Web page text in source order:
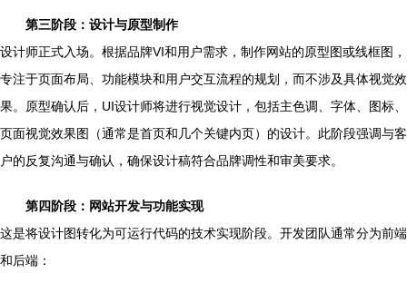
第三阶段：设计与原型制作
设计师正式入场。根据品牌VI和用户需求，制作网站的原型图或线框图，
专注于页面布局、功能模块和用户交互流程的规划，而不涉及具体视觉效
果。原型确认后，UI设计师将进行视觉设计，包括主色调、字体、图标、
页面视觉效果图（通常是首页和几个关键内页）的设计。此阶段强调与客
户的反复沟通与确认，确保设计稿符合品牌调性和审美要求。
第四阶段：网站开发与功能实现
这是将设计图转化为可运行代码的技术实现阶段。开发团队通常分为前端
和后端：